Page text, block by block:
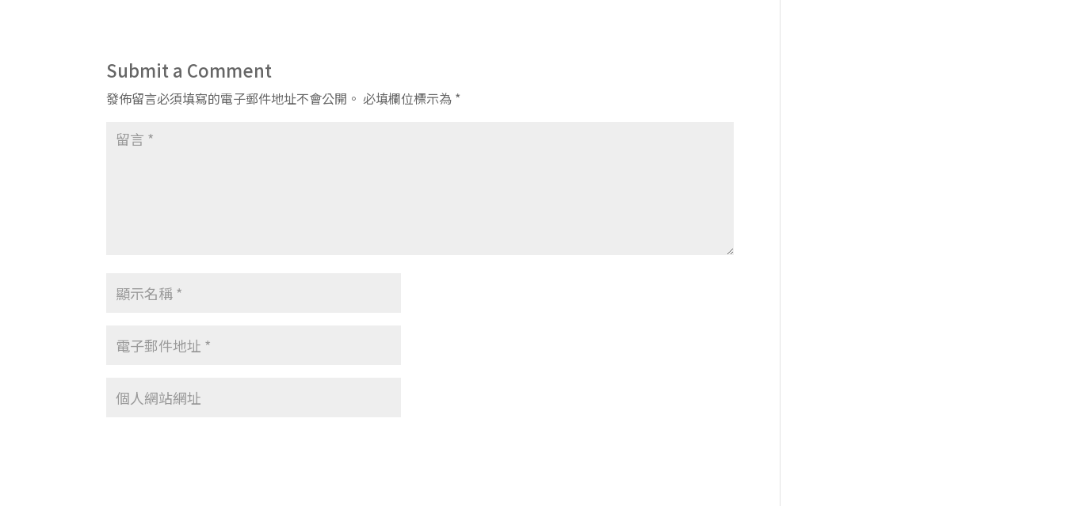
Submit a Comment
發佈留言必須填寫的電子郵件地址不會公開。 必填欄位標示為 *